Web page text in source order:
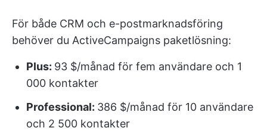
För både CRM och e-postmarknadsföring
behöver du ActiveCampaigns paketlösning:
Plus: 93 $/månad för fem användare och 1
000 kontakter
Professional: 386 $/månad för 10 användare
och 2 500 kontakter